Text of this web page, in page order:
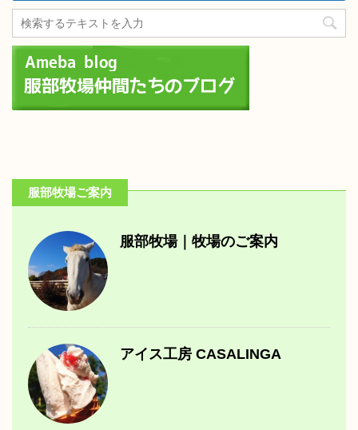
服部牧場ご案内
服部牧場｜牧場のご案内
アイス工房 CASALINGA